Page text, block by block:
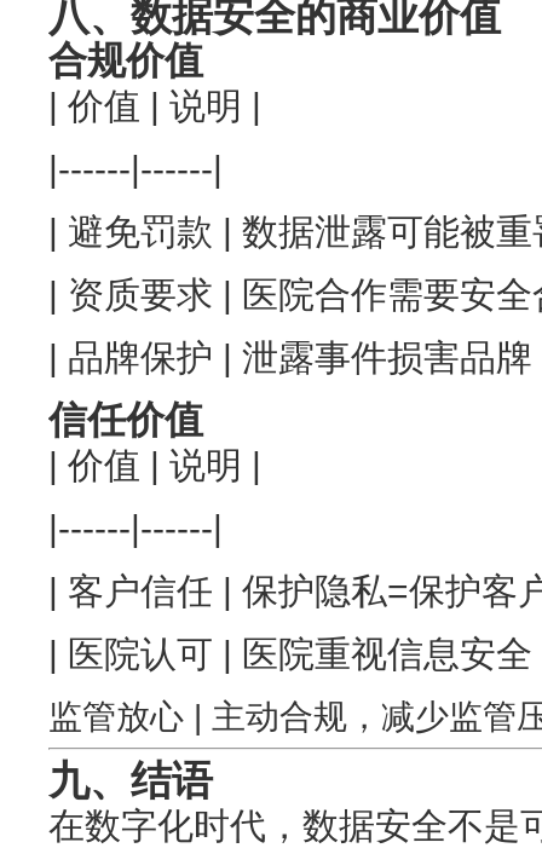
八、数据安全的商业价值
合规价值
| 价值 | 说明 |
|------|------|
| 避免罚款 | 数据泄露可能被
| 资质要求 | 医院合作需要安
| 品牌保护 | 泄露事件损害品牌
信任价值
| 价值 | 说明 |
|------|------|
| 客户信任 | 保护隐私=保护客
| 医院认可 | 医院重视信息安全
监管放心 | 主动合规，减少监管
九、结语
在数字化时代，数据安全不是